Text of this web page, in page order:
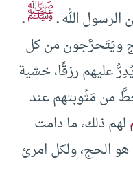
الله ـﷺـ
ويَتَحرَّجون من كل
عليهم رزقًا، خشية
من مَثُوبتهم عند
لهم ذلك، ما دامت
هو الحج، ولكل امرئ